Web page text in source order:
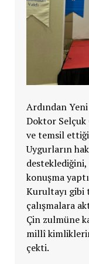
Ardından
Doktor Selçuk
ve temsil
Uygurların
konuşma
Kurultayı gibi
çalışmalara
Çin zulmüne
millî
çekti.